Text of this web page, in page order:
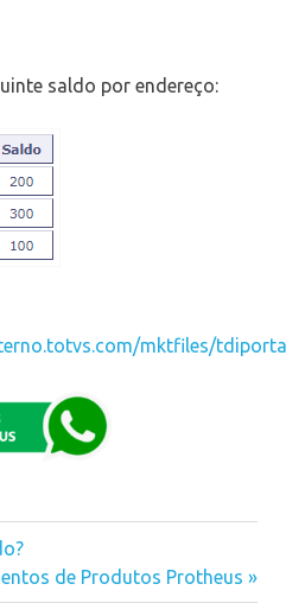
saldo por endereço:
mktfiles/
de Produtos Protheus